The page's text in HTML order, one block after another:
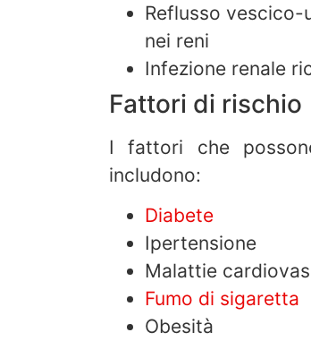
Reflusso vescico-
nei reni
Infezione renale
Fattori di rischio
I fattori che
includono:
Diabete
Ipertensione
Malattie
Fumo di sigaretta
Obesità